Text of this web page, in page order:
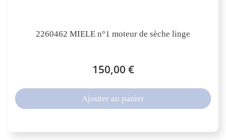
2260462 MIELE n°1 moteur de sèche linge
150,00 €
Ajouter au panier